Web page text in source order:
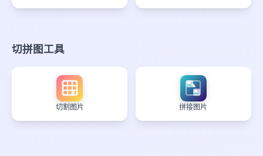
切拼图工具
切割图片 拼接图片